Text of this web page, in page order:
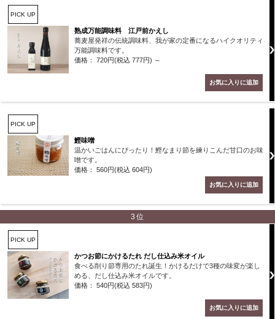
PICK UP
熟成万能調味料 江戸前かえし
蕎麦屋発祥の伝統調味料、我が家の定番になるハイクオリティ
万能調味料です。
価格： 720円(税込 777円) ～
PICK UP
鰹味噌
温かいごはんにぴったり！鰹なまり節を練りこんだ甘口のお味
噌です。
価格： 560円(税込 604円)
3位
PICK UP
かつお節にかけるたれ だし仕込み米オイル
食べる削り節専用のたれ誕生！かけるだけで3種の味変が楽し
める、だし仕込み米オイルです。
価格： 540円(税込 583円)